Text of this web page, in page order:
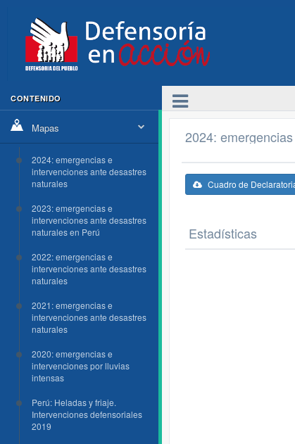
CONTENIDO
Mapas
2024: emergencias e
intervenciones ante desastres
naturales
2023: emergencias e
intervenciones ante desastres
naturales en Perú
2022: emergencias e
intervenciones ante desastres
naturales
2021: emergencias e
intervenciones ante desastres
naturales
2020: emergencias e
intervenciones por lluvias
intensas
Perú: Heladas y friaje.
Intervenciones defensoriales
2019
2024:
Cuadro de
Estadísticas